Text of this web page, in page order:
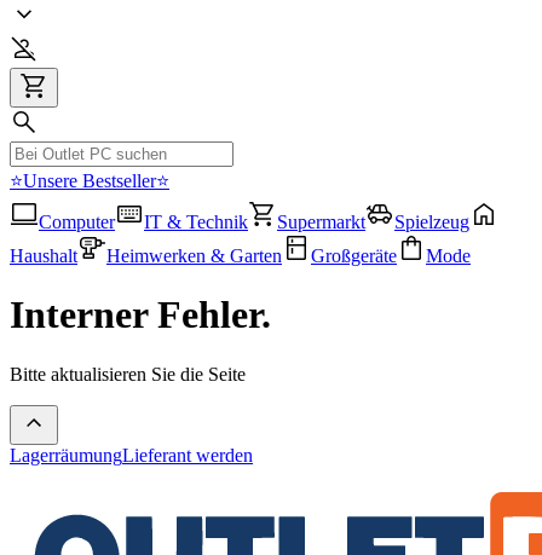
⭐Unsere Bestseller⭐
Computer
IT & Technik Supermarkt
Spielzeug
Haushalt
Heimwerken & Garten Großgeräte Mode
Interner Fehler.
Bitte aktualisieren Sie die Seite
LagerräumungLieferant werden